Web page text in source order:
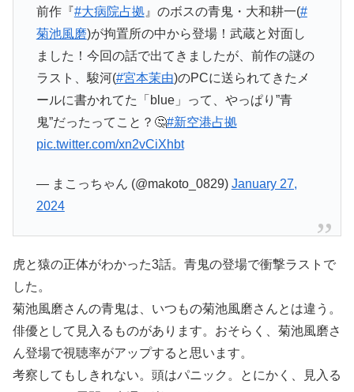
前作『#大病院占拠』のボスの青鬼・大和耕一(#
菊池風磨)が拘置所の中から登場！武蔵と対面し
ました！今回の話で出てきましたが、前作の謎の
ラスト、駿河(#宮本茉由)のPCに送られてきたメ
ールに書かれてた「blue」って、やっぱり”青
鬼”だったってこと？🤔#新空港占拠
pic.twitter.com/xn2vCiXhbt
— まこっちゃん (@makoto_0829) January 27,
2024
虎と猿の正体がわかった3話。青鬼の登場で衝撃ラストで
した。
菊池風磨さんの青鬼は、いつもの菊池風磨さんとは違う。
俳優として見入るものがあります。おそらく、菊池風磨さ
ん登場で視聴率がアップすると思います。
考察してもしきれない。頭はパニック。とにかく、見入る